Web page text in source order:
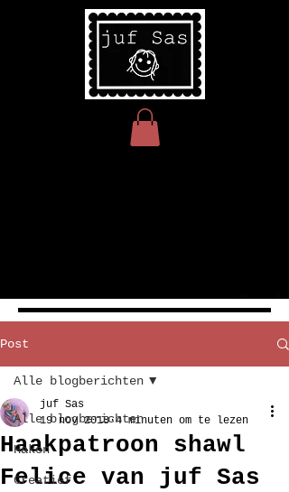
Post
Alle blogberichten
Haken
Creatief
Alle blogberichten
Haakpatroon shawl
Felice van juf Sas
juf Sas
19 nov 2018 4 minuten om te lezen